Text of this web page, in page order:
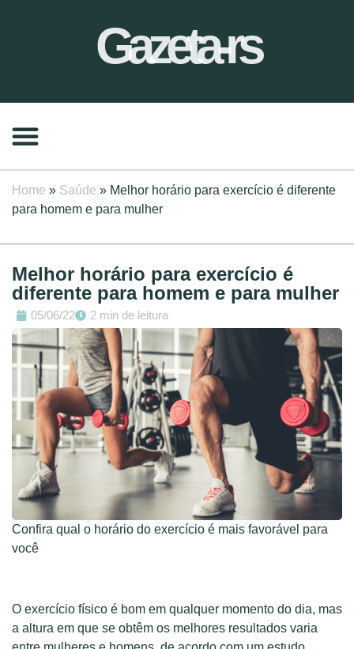
Gazeta-rs
Home » Saúde » Melhor horário para exercício é diferente
para homem e para mulher
Melhor horário para exercício é
diferente para homem e para mulher
05/06/22 2 min de leitura
Confira qual o horário do exercício é mais favorável para
você
O exercício físico é bom em qualquer momento do dia, mas
a altura em que se obtêm os melhores resultados varia